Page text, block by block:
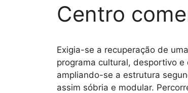
Centro
Exigia-se a recuperação de
programa cultural, desportivo
ampliando-se a estrutura
assim sóbria e modular.